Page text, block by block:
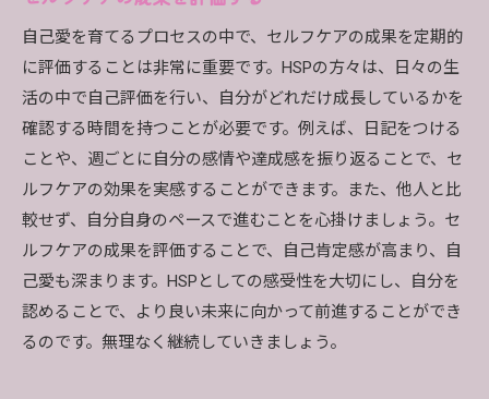
自己愛を育てるプロセスの中で、セルフケアの成果を定期的
に評価することは非常に重要です。HSPの方々は、日々の生
活の中で自己評価を行い、自分がどれだけ成長しているかを
確認する時間を持つことが必要です。例えば、日記をつける
ことや、週ごとに自分の感情や達成感を振り返ることで、セ
ルフケアの効果を実感することができます。また、他人と比
較せず、自分自身のペースで進むことを心掛けましょう。セ
ルフケアの成果を評価することで、自己肯定感が高まり、自
己愛も深まります。HSPとしての感受性を大切にし、自分を
認めることで、より良い未来に向かって前進することができ
るのです。無理なく継続していきましょう。